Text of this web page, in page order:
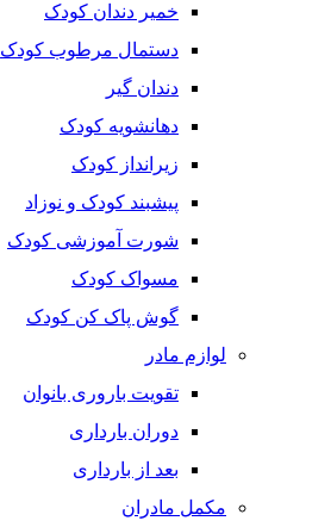
خمیر دندان کودک
دستمال مرطوب کودک
دندان گیر
دهانشویه کودک
زیرانداز کودک
پیشبند کودک و نوزاد
شورت آموزشی کودک
مسواک کودک
گوش پاک کن کودک
لوازم مادر
تقویت باروری بانوان
دوران بارداری
بعد از بارداری
مکمل مادران